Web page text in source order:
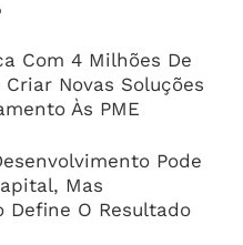
Com 4 Milhões De
Novas Soluções
Às PME
Pode
Mas
Define O Resultado